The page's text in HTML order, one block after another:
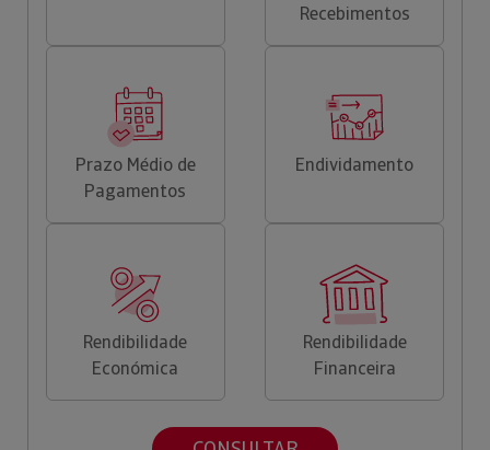
Recebimentos
Prazo Médio de
Pagamentos
Endividamento
Rendibilidade
Económica
Rendibilidade
Financeira